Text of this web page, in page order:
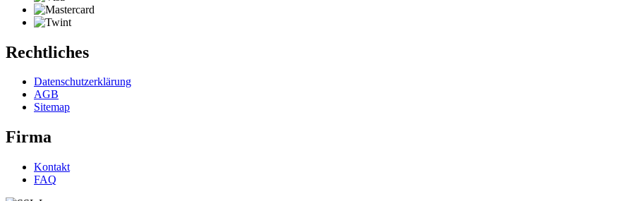
Rechtliches
Datenschutzerklärung
AGB
Sitemap
Firma
Kontakt
FAQ